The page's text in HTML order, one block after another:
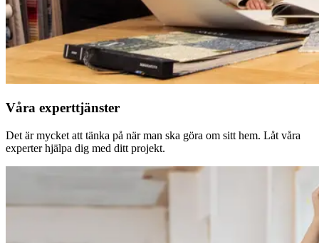
Våra experttjänster
Det är mycket att tänka på när man ska göra om sitt hem. Låt våra
experter hjälpa dig med ditt projekt.